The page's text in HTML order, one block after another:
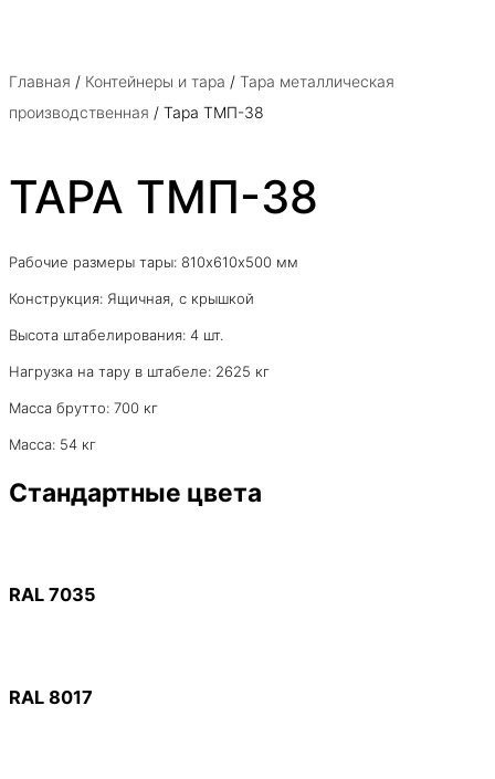
Главная / Контейнеры и тара / Тара металлическая
производственная / Тара ТМП-38
ТАРА ТМП-38
Рабочие размеры тары: 810х610х500 мм
Конструкция: Ящичная, с крышкой
Высота штабелирования: 4 шт.
Нагрузка на тару в штабеле: 2625 кг
Масса брутто: 700 кг
Масса: 54 кг
Стандартные цвета
RAL 7035
RAL 8017